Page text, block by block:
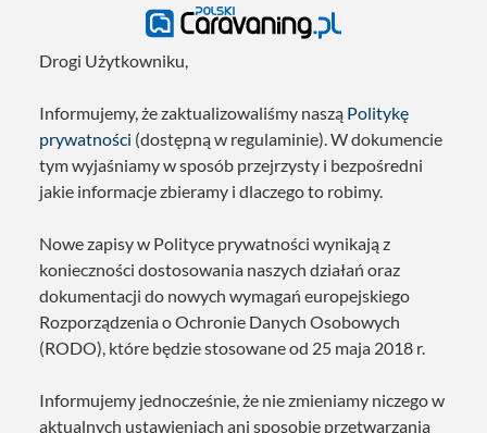
Drogi Użytkowniku,
Informujemy, że zaktualizowaliśmy naszą Politykę
prywatności (dostępną w regulaminie). W dokumencie
tym wyjaśniamy w sposób przejrzysty i bezpośredni
jakie informacje zbieramy i dlaczego to robimy.
Nowe zapisy w Polityce prywatności wynikają z
konieczności dostosowania naszych działań oraz
dokumentacji do nowych wymagań europejskiego
Rozporządzenia o Ochronie Danych Osobowych
(RODO), które będzie stosowane od 25 maja 2018 r.
Informujemy jednocześnie, że nie zmieniamy niczego w
aktualnych ustawieniach ani sposobie przetwarzania